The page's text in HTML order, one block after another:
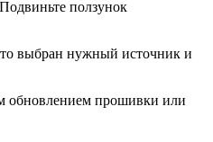
ползунок
выбран нужный источник и
обновлением прошивки или